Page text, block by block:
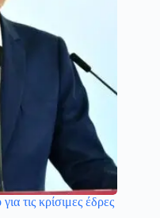
τις κρίσιμες έδρες